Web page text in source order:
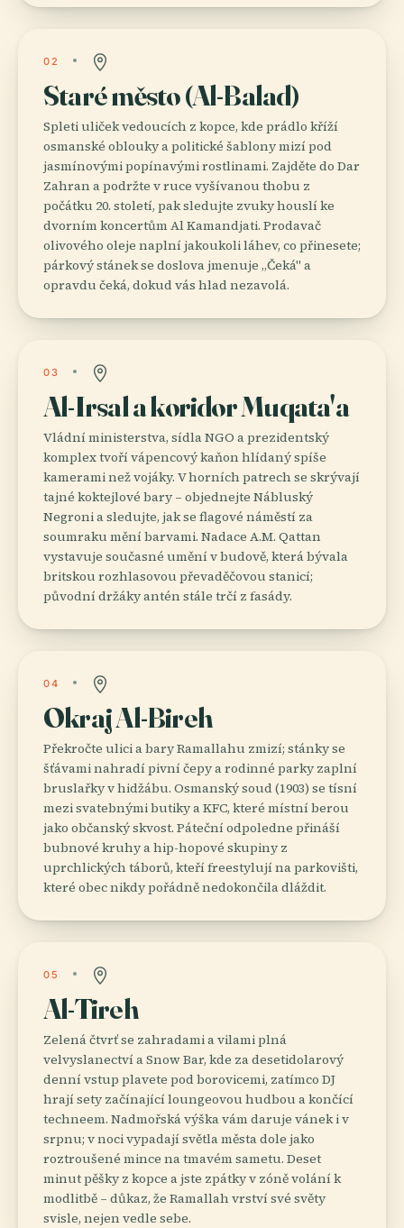
02
Staré město (Al-Balad)
Spleti uliček vedoucích z kopce, kde prádlo kříží
osmanské oblouky a politické šablony mizí pod
jasmínovými popínavými rostlinami. Zajděte do Dar
Zahran a podržte v ruce vyšívanou thobu z
počátku 20. století, pak sledujte zvuky houslí ke
dvorním koncertům Al Kamandjati. Prodavač
olivového oleje naplní jakoukoli láhev, co přinesete;
párkový stánek se doslova jmenuje „Čeká" a
opravdu čeká, dokud vás hlad nezavolá.
03
Al-Irsal a koridor Muqata'a
Vládní ministerstva, sídla NGO a prezidentský
komplex tvoří vápencový kaňon hlídaný spíše
kamerami než vojáky. V horních patrech se skrývají
tajné koktejlové bary – objednejte Nábluský
Negroni a sledujte, jak se flagové náměstí za
soumraku mění barvami. Nadace A.M. Qattan
vystavuje současné umění v budově, která bývala
britskou rozhlasovou převaděčovou stanicí;
původní držáky antén stále trčí z fasády.
04
Okraj Al-Bireh
Překročte ulici a bary Ramallahu zmizí; stánky se
šťávami nahradí pivní čepy a rodinné parky zaplní
bruslařky v hidžábu. Osmanský soud (1903) se tísní
mezi svatebnými butiky a KFC, které místní berou
jako občanský skvost. Páteční odpoledne přináší
bubnové kruhy a hip-hopové skupiny z
uprchlických táborů, kteří freestylují na parkovišti,
které obec nikdy pořádně nedokončila dláždit.
05
Al-Tireh
Zelená čtvrť se zahradami a vilami plná
velvyslanectví a Snow Bar, kde za desetidolarový
denní vstup plavete pod borovicemi, zatímco DJ
hrají sety začínající loungeovou hudbou a končící
techneem. Nadmořská výška vám daruje vánek i v
srpnu; v noci vypadají světla města dole jako
roztroušené mince na tmavém sametu. Deset
minut pěšky z kopce a jste zpátky v zóně volání k
modlitbě – důkaz, že Ramallah vrství své světy
svisle, nejen vedle sebe.